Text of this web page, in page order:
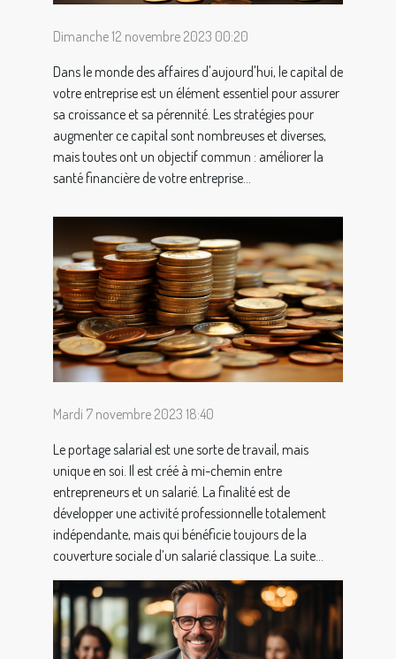
Dimanche 12 novembre 2023 00:20
Dans le monde des affaires d'aujourd'hui, le capital de
votre entreprise est un élément essentiel pour assurer
sa croissance et sa pérennité. Les stratégies pour
augmenter ce capital sont nombreuses et diverses,
mais toutes ont un objectif commun : améliorer la
santé financière de votre entreprise...
Mardi 7 novembre 2023 18:40
Le portage salarial est une sorte de travail, mais
unique en soi. Il est créé à mi-chemin entre
entrepreneurs et un salarié. La finalité est de
développer une activité professionnelle totalement
indépendante, mais qui bénéficie toujours de la
couverture sociale d’un salarié classique. La suite...